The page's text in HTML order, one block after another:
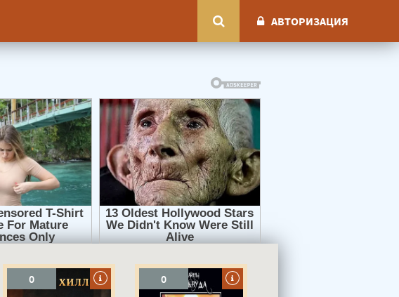
АВТОРИЗАЦИЯ
0 0